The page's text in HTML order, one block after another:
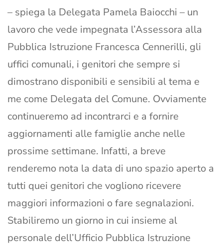
– spiega la Delegata Pamela Baiocchi – un
lavoro che vede impegnata l’Assessora alla
Pubblica Istruzione Francesca Cennerilli, gli
uffici comunali, i genitori che sempre si
dimostrano disponibili e sensibili al tema e
me come Delegata del Comune. Ovviamente
continueremo ad incontrarci e a fornire
aggiornamenti alle famiglie anche nelle
prossime settimane. Infatti, a breve
renderemo nota la data di uno spazio aperto a
tutti quei genitori che vogliono ricevere
maggiori informazioni o fare segnalazioni.
Stabiliremo un giorno in cui insieme al
personale dell’Ufficio Pubblica Istruzione